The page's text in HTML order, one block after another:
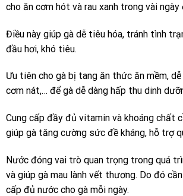
cho ăn cơm hót và rau xanh trong vài ngày
Điều này giúp gà dễ tiêu hóa, tránh tình
đầu hơi, khó tiêu.
Ưu tiên cho gà bị tang ăn thức ăn mềm,
cơm nát,… để gà dễ dàng hấp thu dinh
Cung cấp đầy đủ vitamin và khoáng chất
giúp gà tăng cường sức đề kháng, hỗ trợ
Nước đóng vai trò quan trọng trong quá
và giúp gà mau lành vết thương. Do đó
cấp đủ nước cho gà mỗi ngày.